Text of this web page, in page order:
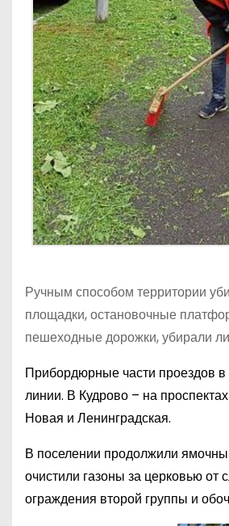
Ручным способом территории
площадки, остановочные
пешеходные дорожки, убирали
Прибордюрные части проездов
линии. В Кудрово – на
Новая и Ленинградская.
В поселении продолжили
очистили газоны за церковью
ограждения второй группы и